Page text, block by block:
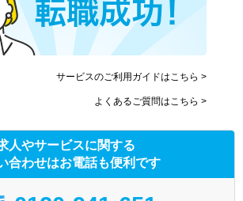
サービスのご利用ガイドはこちら >
よくあるご質問はこちら >
人やサービスに関する
合わせはお電話も便利です